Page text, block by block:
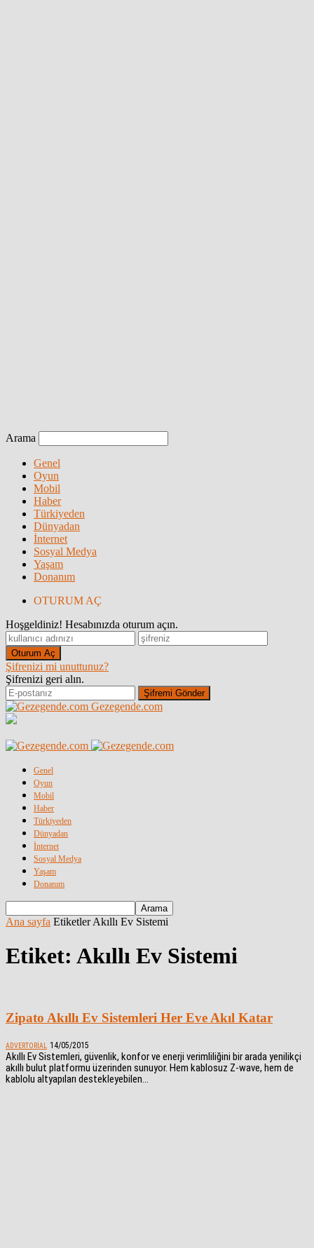
Arama
Genel
Oyun
Mobil
Haber
Türkiyeden
Dünyadan
İnternet
Sosyal Medya
Yaşam
Donanım
OTURUM AÇ
Hoşgeldiniz! Hesabınızda oturum açın.
Şifrenizi mi unuttunuz?
Şifrenizi geri alın.
Gezegende.com
Genel
Oyun
Mobil
Haber
Türkiyeden
Dünyadan
İnternet
Sosyal Medya
Yaşam
Donanım
Ana sayfa Etiketler Akıllı Ev Sistemi
Etiket: Akıllı Ev Sistemi
Zipato Akıllı Ev Sistemleri Her Eve Akıl Katar
ADVERTORIAL 14/05/2015
Akıllı Ev Sistemleri, güvenlik, konfor ve enerji verimliliğini bir arada yenilikçi
akıllı bulut platformu üzerinden sunuyor. Hem kablosuz Z-wave, hem de
kablolu altyapıları destekleyebilen...